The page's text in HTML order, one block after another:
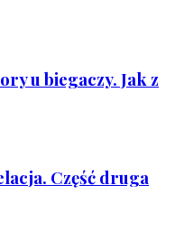
u biegaczy. Jak z
Część druga